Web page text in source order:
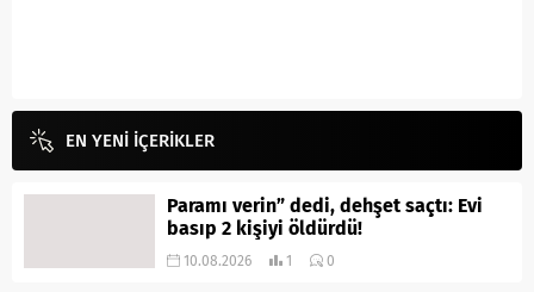
EN YENİ İÇERİKLER
Paramı verin” dedi, dehşet saçtı: Evi
basıp 2 kişiyi öldürdü!
10.08.2026 1 0